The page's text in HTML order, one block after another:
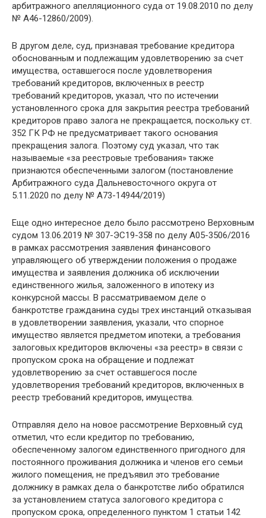
арбитражного апелляционного суда от 19.08.2010 по делу
№ А46-12860/2009).
В другом деле, суд, признавая требование кредитора
обоснованным и подлежащим удовлетворению за счет
имущества, оставшегося после удовлетворения
требований кредиторов, включенных в реестр
требований кредиторов, указал, что по истечении
установленного срока для закрытия реестра требований
кредиторов право залога не прекращается, поскольку ст.
352 ГК РФ не предусматривает такого основания
прекращения залога. Поэтому суд указал, что так
называемые «за реестровые требования» также
признаются обеспеченными залогом (постановление
Арбитражного суда Дальневосточного округа от
5.11.2020 по делу № А73-14944/2019)
Еще одно интересное дело было рассмотрено Верховным
судом 13.06.2019 № 307-ЭС19-358 по делу А05-3506/2016
в рамках рассмотрения заявления финансового
управляющего об утверждении положения о продаже
имущества и заявления должника об исключении
единственного жилья, заложенного в ипотеку из
конкурсной массы. В рассматриваемом деле о
банкротстве гражданина суды трех инстанций отказывая
в удовлетворении заявления, указали, что спорное
имущество является предметом ипотеки, а требования
залоговых кредиторов включены «за реестр» в связи с
пропуском срока на обращение и подлежат
удовлетворению за счет оставшегося после
удовлетворения требований кредиторов, включенных в
реестр требований кредиторов, имущества.
Отправляя дело на новое рассмотрение Верховный суд
отметил, что если кредитор по требованию,
обеспеченному залогом единственного пригодного для
постоянного проживания должника и членов его семьи
жилого помещения, не предъявил это требование
должнику в рамках дела о банкротстве либо обратился
за установлением статуса залогового кредитора с
пропуском срока, определенного пунктом 1 статьи 142